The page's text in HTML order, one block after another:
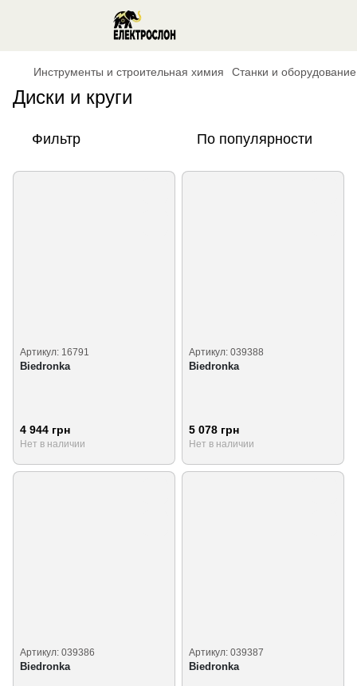
Инструменты и строительная химия Станки и оборудование
Диски и круги
Фильтр По популярности
Артикул: 16791
Biedronka
4 944 грн
Нет в наличии
Артикул: 039388
Biedronka
5 078 грн
Нет в наличии
Артикул: 039386
Biedronka
Артикул: 039387
Biedronka